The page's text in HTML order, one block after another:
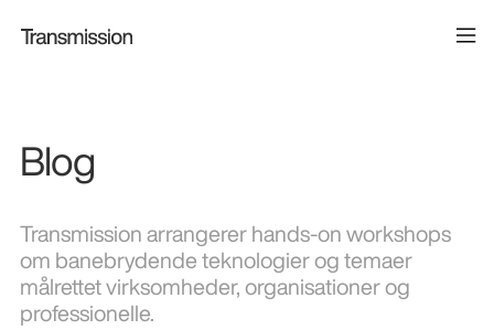
Blog
Transmission arrangerer hands-on workshops
om banebrydende teknologier og temaer
målrettet virksomheder, organisationer og
professionelle.